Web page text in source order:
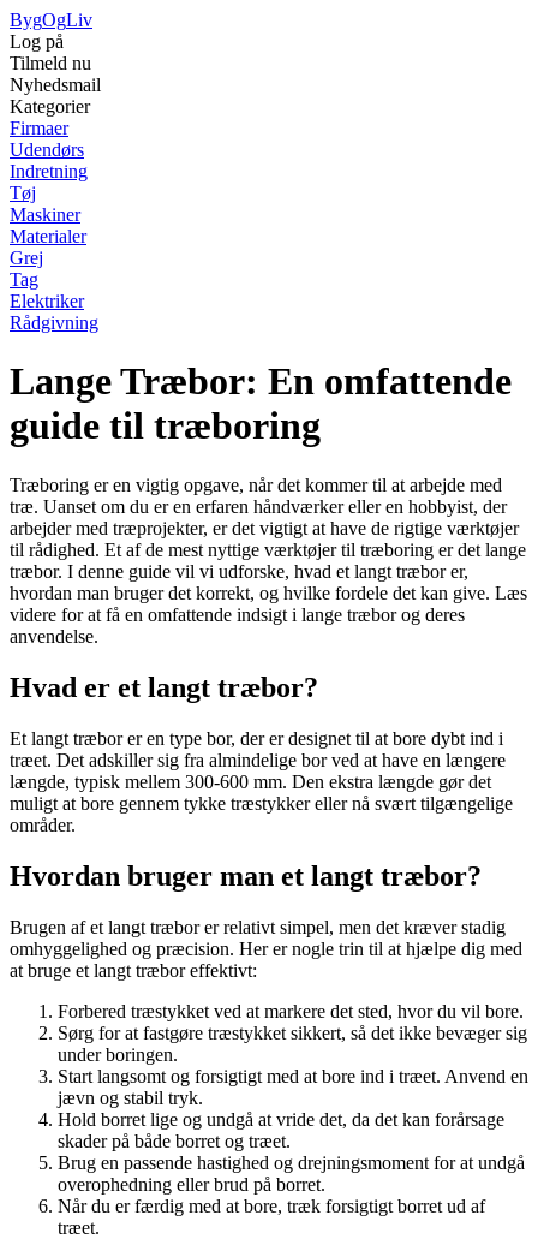
BygOgLiv
Log på
Tilmeld nu
Nyhedsmail
Kategorier
Firmaer
Udendørs
Indretning
Tøj
Maskiner
Materialer
Grej
Tag
Elektriker
Rådgivning
Lange Træbor: En omfattende
guide til træboring
Træboring er en vigtig opgave, når det kommer til at arbejde med
træ. Uanset om du er en erfaren håndværker eller en hobbyist, der
arbejder med træprojekter, er det vigtigt at have de rigtige værktøjer
til rådighed. Et af de mest nyttige værktøjer til træboring er det lange
træbor. I denne guide vil vi udforske, hvad et langt træbor er,
hvordan man bruger det korrekt, og hvilke fordele det kan give. Læs
videre for at få en omfattende indsigt i lange træbor og deres
anvendelse.
Hvad er et langt træbor?
Et langt træbor er en type bor, der er designet til at bore dybt ind i
træet. Det adskiller sig fra almindelige bor ved at have en længere
længde, typisk mellem 300-600 mm. Den ekstra længde gør det
muligt at bore gennem tykke træstykker eller nå svært tilgængelige
områder.
Hvordan bruger man et langt træbor?
Brugen af et langt træbor er relativt simpel, men det kræver stadig
omhyggelighed og præcision. Her er nogle trin til at hjælpe dig med
at bruge et langt træbor effektivt:
Forbered træstykket ved at markere det sted, hvor du vil bore.
Sørg for at fastgøre træstykket sikkert, så det ikke bevæger sig
under boringen.
Start langsomt og forsigtigt med at bore ind i træet. Anvend en
jævn og stabil tryk.
Hold borret lige og undgå at vride det, da det kan forårsage
skader på både borret og træet.
Brug en passende hastighed og drejningsmoment for at undgå
overophedning eller brud på borret.
Når du er færdig med at bore, træk forsigtigt borret ud af
træet.